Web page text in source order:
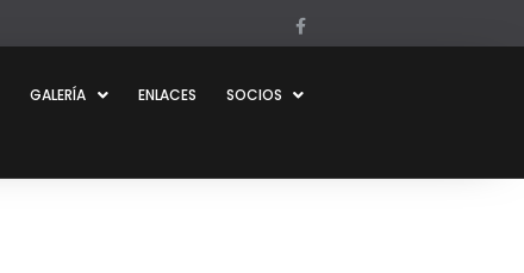
GALERÍA ENLACES
SOCIOS